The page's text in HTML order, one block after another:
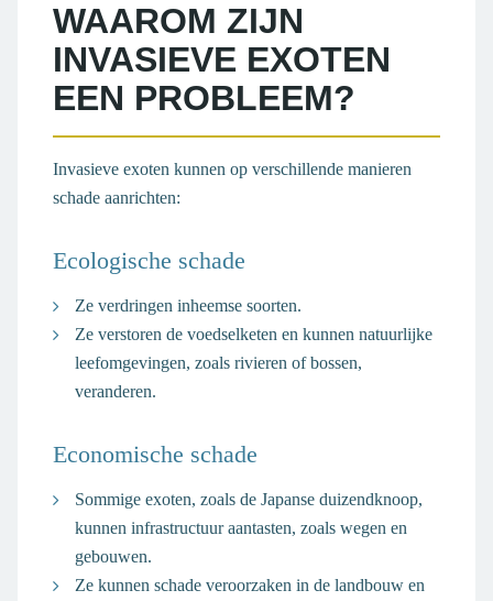
WAAROM ZIJN
INVASIEVE EXOTEN
EEN PROBLEEM?
Invasieve exoten kunnen op verschillende manieren
schade aanrichten:
Ecologische schade
Ze verdringen inheemse soorten.
Ze verstoren de voedselketen en kunnen natuurlijke
leefomgevingen, zoals rivieren of bossen,
veranderen.
Economische schade
Sommige exoten, zoals de Japanse duizendknoop,
kunnen infrastructuur aantasten, zoals wegen en
gebouwen.
Ze kunnen schade veroorzaken in de landbouw en